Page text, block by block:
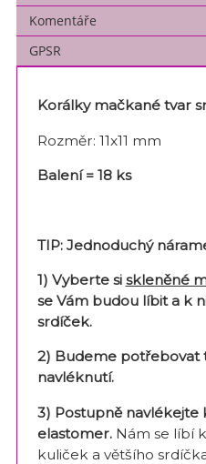
Komentáře
GPSR
Korálky mačkané tvar
Rozměr: 11x11 mm
Balení = 18 ks
TIP: Jednoduchý
1) Vyberte si skleněné
se Vám budou líbit a k
srdíček.
2) Budeme potřebovat
navléknutí.
3) Postupně navlékejte
elastomer. Nám se líbí
kuliček a většího